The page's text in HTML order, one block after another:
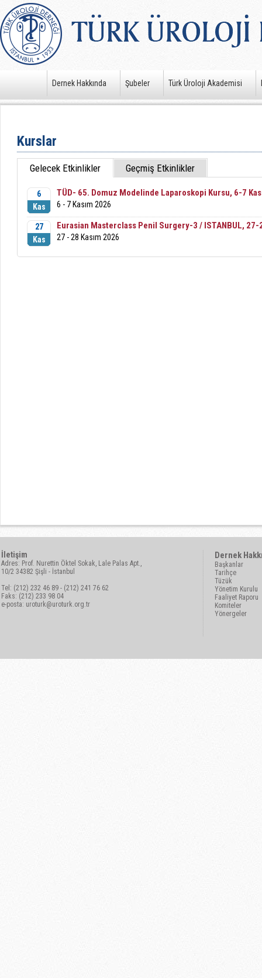
Dernek Hakkında Şubeler Türk Üroloji Akademisi
Kurslar
Gelecek Etkinlikler Geçmiş Etkinlikler
6
Kas
TÜD- 65. Domuz Modelinde Laparoskopi Kursu, 6-7
6 - 7 Kasım 2026
27
Kas
Eurasian Masterclass Penil Surgery-3 / ISTANBUL, 27-
27 - 28 Kasım 2026
İletişim
Adres: Prof. Nurettin Öktel Sokak, Lale Palas Apt.,
10/2 34382 Şişli - İstanbul
Tel: (212) 232 46 89 - (212) 241 76 62
Faks: (212) 233 98 04
e-posta: uroturk@uroturk.org.tr
Dernek
Başkanlar
Tarihçe
Tüzük
Yönetim Kurulu
Faaliyet Raporu
Komiteler
Yönergeler